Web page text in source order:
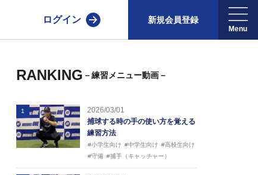
ログイン 新規会員登録
RANKING －練習メニュー動画－
1
2026/03/01
捕球する時の手の使い方を覚える
練習方法
#小学生向け #中学生向け #高校生向け
#守備 #捕手（キャッチャー）